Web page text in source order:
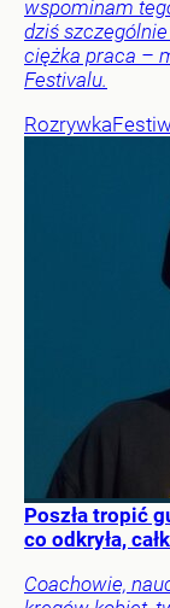
wspominam
dziś
ciężka praca –
Festivalu.
Rozrywka
Poszła tropić
co odkryła,
Coachowie,